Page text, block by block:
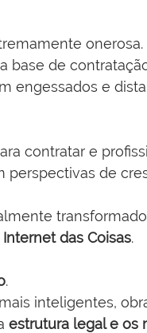
onerosa.
base de
engessados e
contratar e
perspectivas de
transformado
das Coisas.
.
inteligentes,
estrutura legal e os